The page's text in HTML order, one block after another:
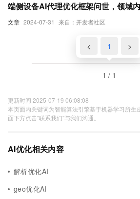
文章 2024-07-31 来自：开发者社区
端侧设备AI代理优化框架问世，领域
< 1 >
1 / 1
更新时间 2025-07-19 06:08:08
本页面内关键词为智能算法引擎基于机器学习所生
面下方点击"联系我们"与我们沟通。
AI优化相关内容
解析优化AI
geo优化AI